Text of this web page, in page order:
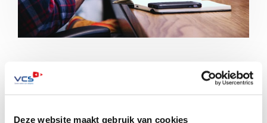
Deze website maakt gebruik van cookies
Door Sandor Olivari, adviseur veiligheid en beveiliging
Eerder schreef ik al kort over mijn werkzaamheden en